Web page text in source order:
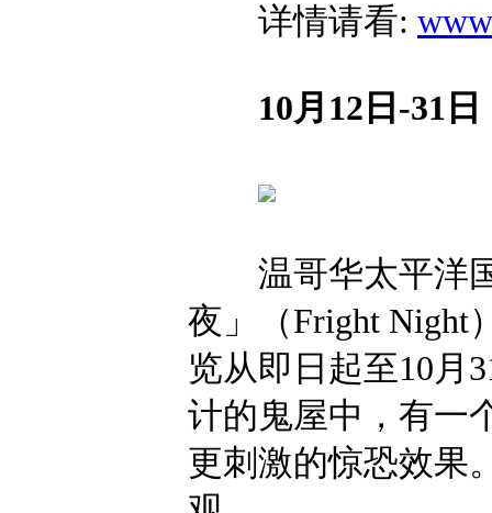
详情请看:
10月12日-31日
温哥华太平洋国
夜」（Fright Night
览从即日起至10月
计的鬼屋中，有一
更刺激的惊恐效果